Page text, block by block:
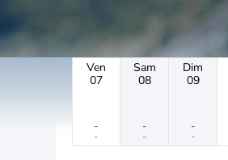
Ven
07
-
-
Sam
08
-
-
Dim
09
-
-